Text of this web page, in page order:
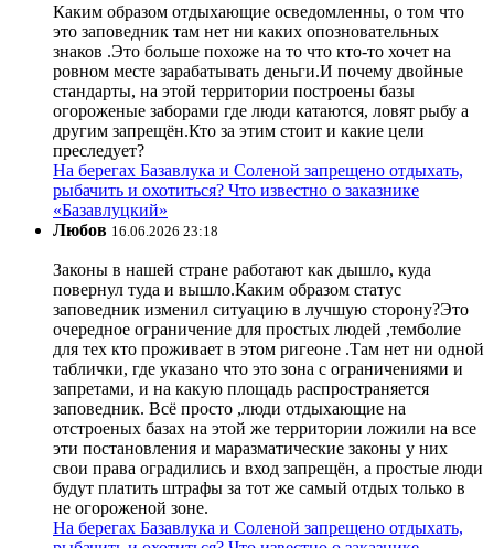
Каким образом отдыхающие осведомленны, о том что
это заповедник там нет ни каких опозновательных
знаков .Это больше похоже на то что кто-то хочет на
ровном месте зарабатывать деньги.И почему двойные
стандарты, на этой территории построены базы
огороженые заборами где люди катаются, ловят рыбу а
другим запрещён.Кто за этим стоит и какие цели
преследует?
На берегах Базавлука и Соленой запрещено отдыхать,
рыбачить и охотиться? Что известно о заказнике
«Базавлуцкий»
Любов 16.06.2026 23:18
Законы в нашей стране работают как дышло, куда
повернул туда и вышло.Каким образом статус
заповедник изменил ситуацию в лучшую сторону?Это
очередное ограничение для простых людей ,темболие
для тех кто проживает в этом ригеоне .Там нет ни одной
таблички, где указано что это зона с ограничениями и
запретами, и на какую площадь распространяется
заповедник. Всё просто ,люди отдыхающие на
отстроеных базах на этой же территории ложили на все
эти постановления и маразматические законы у них
свои права оградились и вход запрещён, а простые люди
будут платить штрафы за тот же самый отдых только в
не огороженой зоне.
На берегах Базавлука и Соленой запрещено отдыхать,